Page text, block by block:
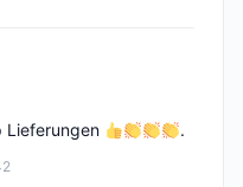
Lieferungen .